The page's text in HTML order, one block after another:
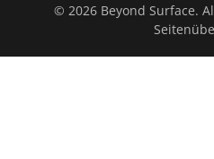
© 2026 Beyond Surface.